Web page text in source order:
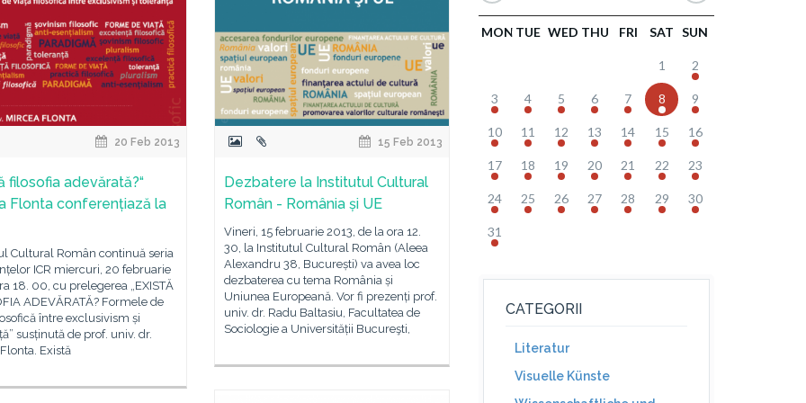
20 Feb 2013
filosofia adevărată?“
Flonta conferențiază la
Cultural Român continuă seria
ICR miercuri, 20 februarie
18. 00, cu prelegerea „EXISTĂ
ADEVĂRATĂ? Formele de
între exclusivism și
susținută de prof. univ. dr.
Există
15 Feb 2013
Dezbatere la Institutul Cultural
Român - România și UE
Vineri, 15 februarie 2013, de la ora 12.
30, la Institutul Cultural Român (Aleea
Alexandru 38, București) va avea loc
dezbaterea cu tema România și
Uniunea Europeană. Vor fi prezenți prof.
univ. dr. Radu Baltasiu, Facultatea de
Sociologie a Universității Bucureşti,
MON TUE WED THU FRI SAT SUN
1 2
3 4 5 6 7 8 9
10 11 12 13 14 15 16
17 18 19 20 21 22 23
24 25 26 27 28 29 30
31
CATEGORII
Literatur
Visuelle Künste